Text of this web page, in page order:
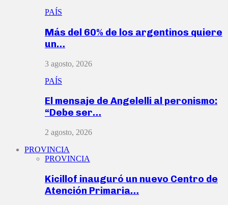
PAÍS
Más del 60% de los argentinos quiere
un…
3 agosto, 2026
PAÍS
El mensaje de Angelelli al peronismo:
“Debe ser…
2 agosto, 2026
PROVINCIA
PROVINCIA
Kicillof inauguró un nuevo Centro de
Atención Primaria…